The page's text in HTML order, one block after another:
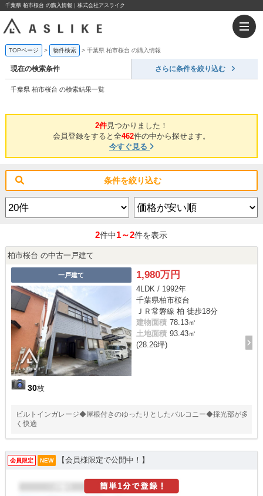
千葉県 柏市桜台 の購入情報｜株式会社アスライク
TOPページ 物件検索 千葉県 柏市桜台 の購入情報
現在の検索条件 さらに条件を絞り込む
千葉県 柏市桜台 の検索結果一覧
2件見つかりました！
会員登録をすると全462件の中から探せます。
今すぐ見る
条件を絞り込む
2件中1～2件を表示
柏市桜台 の中古一戸建て
一戸建て
30枚
1,980万円
4LDK / 1992年
千葉県柏市桜台
ＪＲ常磐線 柏 徒歩18分
建物面積 78.13㎡
土地面積 93.43㎡
(28.26坪)
ビルトインガレージ◆屋根付きのゆったりとしたバルコニー◆採光部が多
く快適
会員限定 NEW 【会員様限定で公開中！】